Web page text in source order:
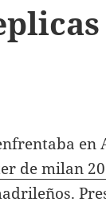
en
de milan